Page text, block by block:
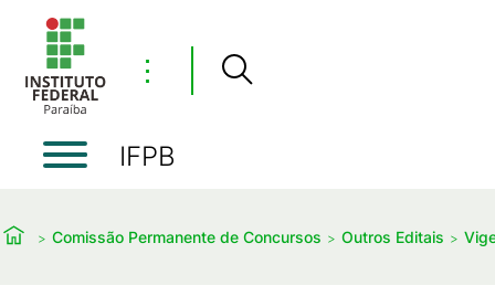
⋮
IFPB
Comissão Permanente de Concursos Outros Editais